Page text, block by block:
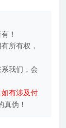
！
所有权，
我们，会
如有涉及付
真伪！